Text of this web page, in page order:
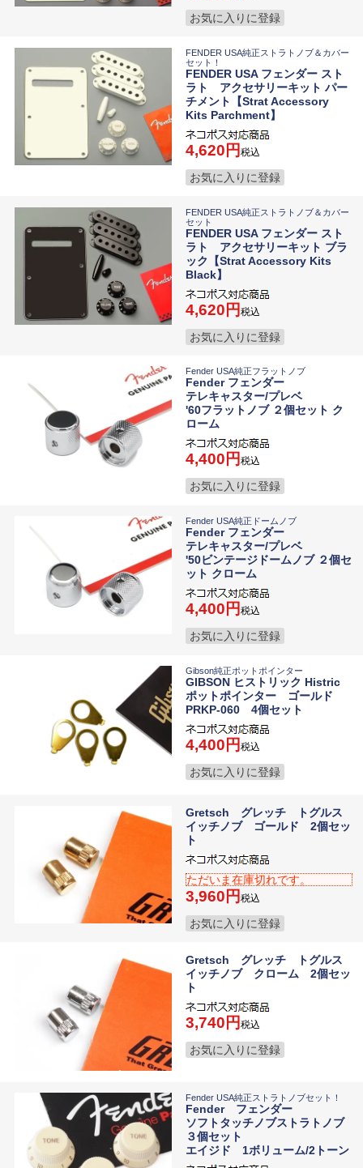
お気に入りに登録
FENDER USA純正ストラトノブ＆カバー
セット！
FENDER USA フェンダー スト
ラト アクセサリーキット パー
チメント【Strat Accessory
Kits Parchment】
4,620 税込
お気に入りに登録
FENDER USA純正ストラトノブ＆カバー
セット
FENDER USA フェンダー スト
ラト アクセサリーキット ブラ
ック【Strat Accessory Kits
Black】
4,620 税込
お気に入りに登録
Fender USA純正フラットノブ
Fender フェンダー
テレキャスター/プレベ
'60フラットノブ ２個セット ク
ローム
4,400 税込
お気に入りに登録
Fender USA純正ドームノブ
Fender フェンダー
テレキャスター/プレベ
'50ビンテージドームノブ ２個セ
ット クローム
4,400 税込
お気に入りに登録
Gibson純正ポットポインター
GIBSON ヒストリック Histric
ポットポインター ゴールド
PRKP-060 4個セット
4,400 税込
お気に入りに登録
Gretsch グレッチ トグルス
イッチノブ ゴールド 2個セッ
ト
ただいま在庫切れです。
3,960 税込
お気に入りに登録
Gretsch グレッチ トグルス
イッチノブ クローム 2個セッ
ト
3,740 税込
お気に入りに登録
Fender USA純正ストラトノブセット！
Fender フェンダー
ソフトタッチノブストラトノブ
３個セット
エイジド 1ボリューム/2トーン